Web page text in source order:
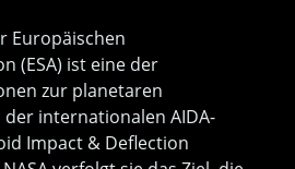
Europäischen
(ESA) ist eine der
zur planetaren
der internationalen AIDA-
Impact & Deflection